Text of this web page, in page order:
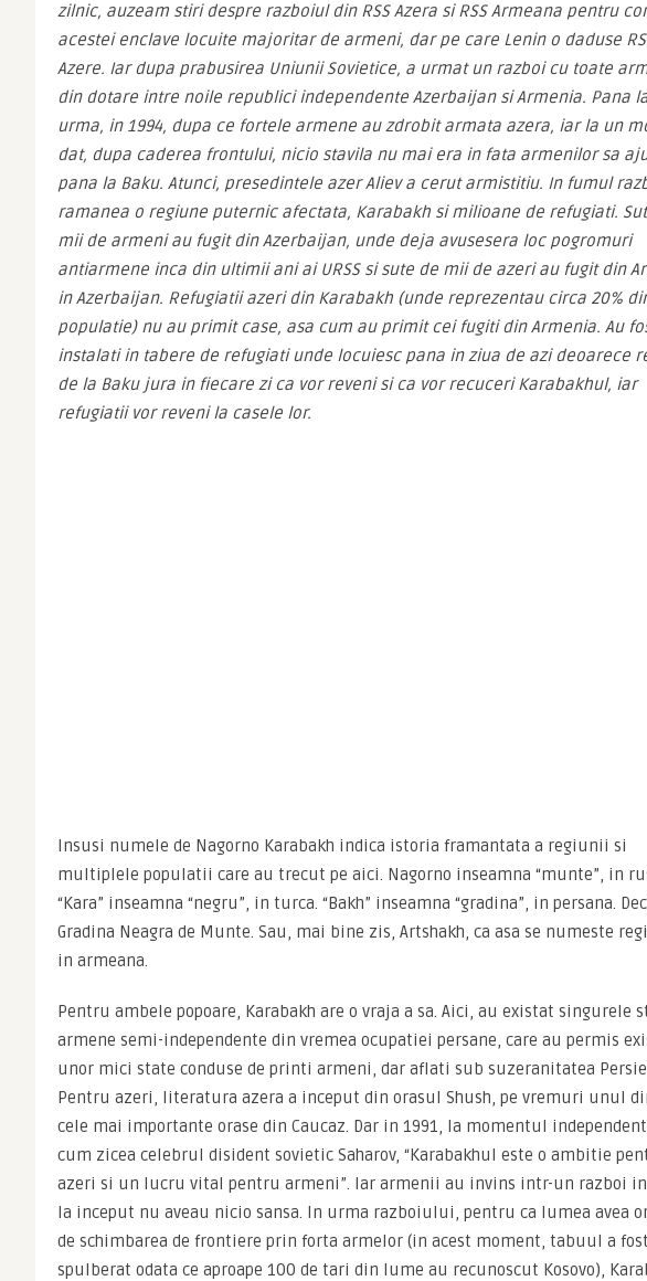
zilnic, auzeam stiri despre razboiul din RSS Azera si RSS Armeana pentru
acestei enclave locuite majoritar de armeni, dar pe care Lenin o daduse
Azere. Iar dupa prabusirea Uniunii Sovietice, a urmat un razboi cu toate
din dotare intre noile republici independente Azerbaijan si Armenia. Pana
urma, in 1994, dupa ce fortele armene au zdrobit armata azera, iar la un
dat, dupa caderea frontului, nicio stavila nu mai era in fata armenilor sa
pana la Baku. Atunci, presedintele azer Aliev a cerut armistitiu. In fumul
ramanea o regiune puternic afectata, Karabakh si milioane de refugiati.
mii de armeni au fugit din Azerbaijan, unde deja avusesera loc pogromuri
antiarmene inca din ultimii ani ai URSS si sute de mii de azeri au fugit din
in Azerbaijan. Refugiatii azeri din Karabakh (unde reprezentau circa 20%
populatie) nu au primit case, asa cum au primit cei fugiti din Armenia. Au
instalati in tabere de refugiati unde locuiesc pana in ziua de azi deoarece
de la Baku jura in fiecare zi ca vor reveni si ca vor recuceri Karabakhul, iar
refugiatii vor reveni la casele lor.
Insusi numele de Nagorno Karabakh indica istoria framantata a regiunii si
multiplele populatii care au trecut pe aici. Nagorno inseamna “munte”, in
“Kara” inseamna “negru”, in turca. “Bakh” inseamna “gradina”, in persana.
Gradina Neagra de Munte. Sau, mai bine zis, Artshakh, ca asa se numeste
in armeana.
Pentru ambele popoare, Karabakh are o vraja a sa. Aici, au existat singurele
armene semi-independente din vremea ocupatiei persane, care au permis
unor mici state conduse de printi armeni, dar aflati sub suzeranitatea
Pentru azeri, literatura azera a inceput din orasul Shush, pe vremuri unul
cele mai importante orase din Caucaz. Dar in 1991, la momentul
cum zicea celebrul disident sovietic Saharov, “Karabakhul este o ambitie
azeri si un lucru vital pentru armeni”. Iar armenii au invins intr-un razboi in
la inceput nu aveau nicio sansa. In urma razboiului, pentru ca lumea avea
de schimbarea de frontiere prin forta armelor (in acest moment, tabuul a fost
spulberat odata ce aproape 100 de tari din lume au recunoscut Kosovo),